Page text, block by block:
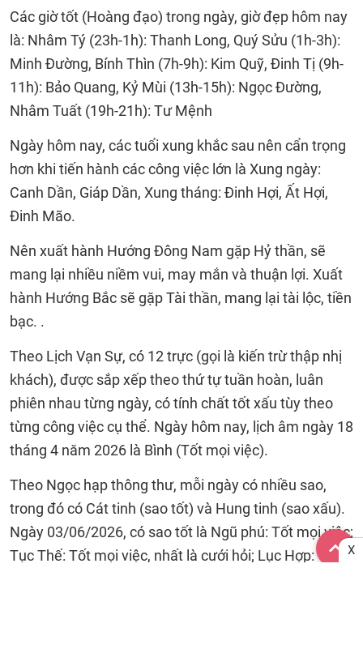
Các giờ tốt (Hoàng đạo) trong ngày, giờ đẹp hôm nay
là: Nhâm Tý (23h-1h): Thanh Long, Quý Sửu (1h-3h):
Minh Đường, Bính Thìn (7h-9h): Kim Quỹ, Đinh Tị (9h-
11h): Bảo Quang, Kỷ Mùi (13h-15h): Ngọc Đường,
Nhâm Tuất (19h-21h): Tư Mệnh
Ngày hôm nay, các tuổi xung khắc sau nên cẩn trọng
hơn khi tiến hành các công việc lớn là Xung ngày:
Canh Dần, Giáp Dần, Xung tháng: Đinh Hợi, Ất Hợi,
Đinh Mão.
Nên xuất hành Hướng Đông Nam gặp Hỷ thần, sẽ
mang lại nhiều niềm vui, may mắn và thuận lợi. Xuất
hành Hướng Bắc sẽ gặp Tài thần, mang lại tài lộc, tiền
bạc. .
Theo Lịch Vạn Sự, có 12 trực (gọi là kiến trừ thập nhị
khách), được sắp xếp theo thứ tự tuần hoàn, luân
phiên nhau từng ngày, có tính chất tốt xấu tùy theo
từng công việc cụ thể. Ngày hôm nay, lịch âm ngày 18
tháng 4 năm 2026 là Bình (Tốt mọi việc).
Theo Ngọc hạp thông thư, mỗi ngày có nhiều sao,
trong đó có Cát tinh (sao tốt) và Hung tinh (sao xấu).
Ngày 03/06/2026, có sao tốt là Ngũ phú: Tốt mọi việc;
Tục Thế: Tốt mọi việc, nhất là cưới hỏi; Lục Hợp: Tốt
X